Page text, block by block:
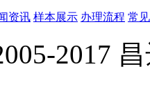
资讯 样本展示 办理流程 常
2017